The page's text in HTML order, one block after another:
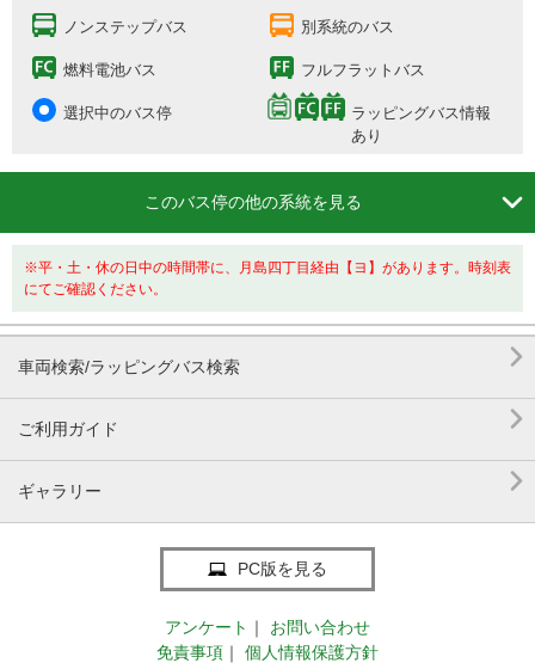
ノンステップバス 別系統のバス
燃料電池バス フルフラットバス
選択中のバス停
ラッピングバス情報
あり
このバス停の他の系統を見る 
※平・土・休の日中の時間帯に、月島四丁目経由【ヨ】があります。時刻表
にてご確認ください。
車両検索/ラッピングバス検索 
ご利用ガイド 
ギャラリー 
PC版を見る
アンケート ｜
お問い合わせ
免責事項 ｜ 個人情報保護方針